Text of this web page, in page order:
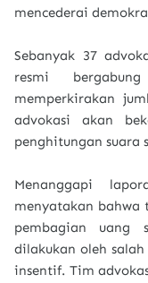
mencederai
Sebanyak 37
resmi
memperkirakan
advokasi akan
penghitungan suara
Menanggapi
menyatakan
pembagian uang
dilakukan oleh
insentif. Tim